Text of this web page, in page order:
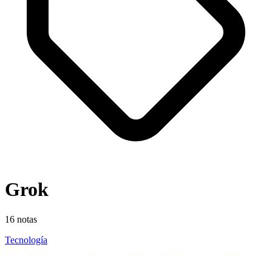
Grok
16 notas
Tecnología